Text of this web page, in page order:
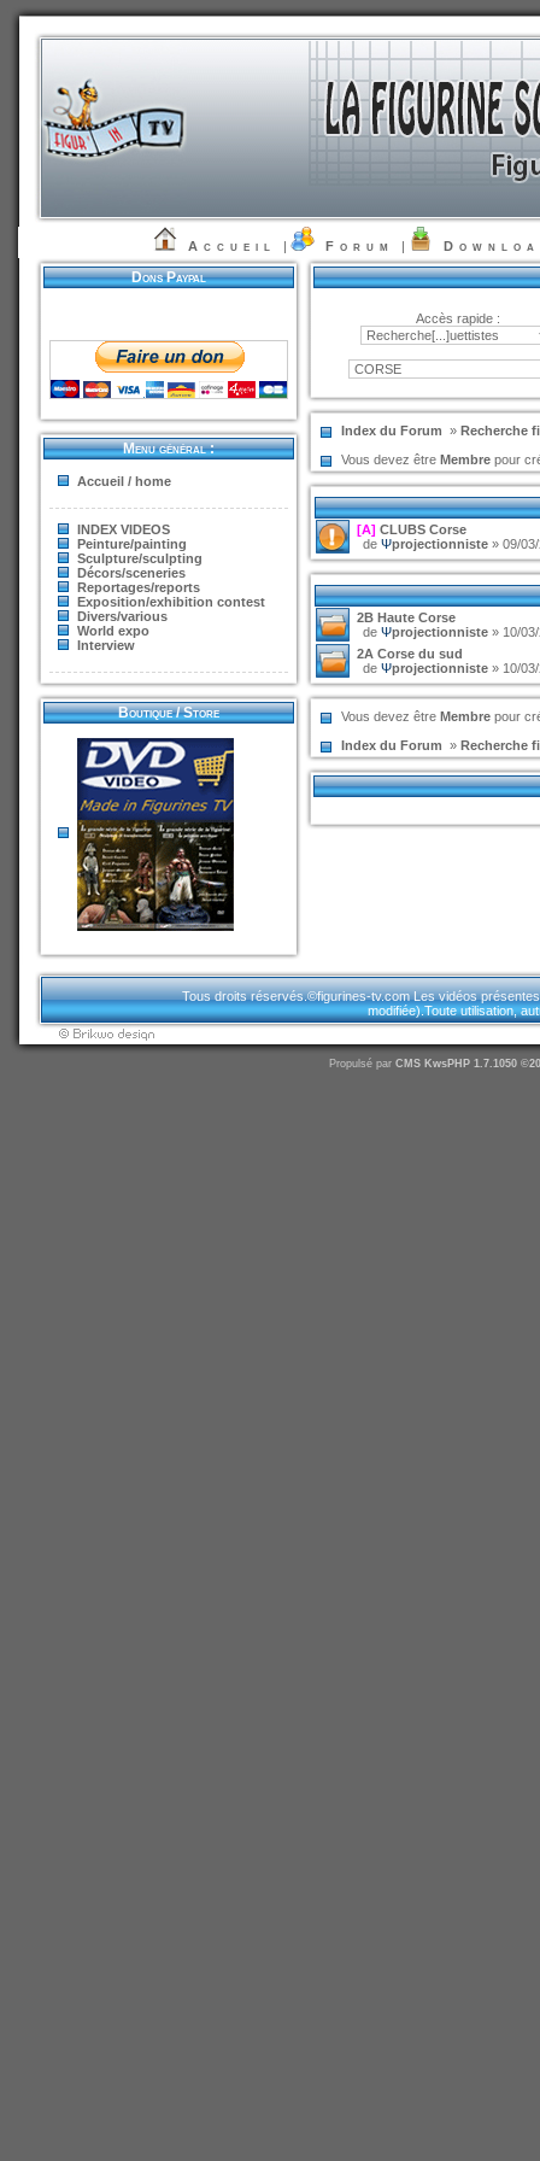
Accueil | Forum |
Dons Paypal
Menu général :
Accueil / home
INDEX VIDEOS
Peinture/painting
Sculpture/sculpting
Décors/sceneries
Reportages/reports
Exposition/exhibition contest
Divers/various
World expo
Interview
Boutique / Store
Accès rapide :
Index du Forum » Recherche
Vous devez être Membrepour
[A] CLUBS Corse
de Ψprojectionniste» 09/03/
2B Haute Corse
de Ψprojectionniste» 10/03/
2A Corse du sud
de Ψprojectionniste» 10/03/
Vous devez être Membrepour
Index du Forum » Recherche
Tous droits réservés.©figurines-tv.com Les vidéos
modifiée).Toute utilisation,
Propulsé par CMS KwsPHP 1.7.1050